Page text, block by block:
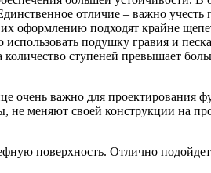
отличие – важно учесть
оформлению подходят крайне
подушку гравия и
ступеней превышает
очень важно для
меняют своей конструкции на
поверхность. Отлично